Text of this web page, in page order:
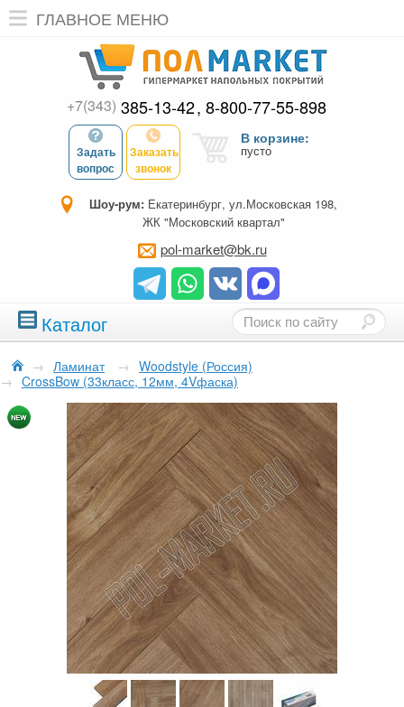
ГЛАВНОЕ МЕНЮ
+7(343) 385-13-42 8-800-77-55-898
Задать
вопрос
Заказать
звонок
В корзине:
пусто
Шоу-рум: Екатеринбург, ул.Московская 198,
ЖК "Московский квартал"
pol-market@bk.ru
Каталог
→ Ламинат → Woodstyle (Россия)
→ CrossBow (33класс, 12мм, 4Vфаска)